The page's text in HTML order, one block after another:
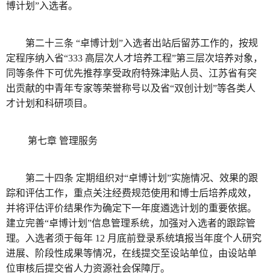
博计划”入选者。
第二十三条 “卓博计划”入选者出站后留苏工作的，按规
定程序纳入省“333 高层次人才培养工程”第三层次培养对象，
同等条件下可优先推荐享受政府特殊津贴人员、江苏省有突
出贡献的中青年专家等荣誉称号以及省“双创计划”等各类人
才计划和科研项目。
第七章 管理服务
第二十四条 定期组织对“卓博计划”实施情况、效果的跟
踪和评估工作，重点关注经费规范使用和博士后培养成效，
并将评估评价结果作为确定下一年度遴选计划的重要依据。
建立完善“卓博计划”信息管理系统，加强对入选者的跟踪管
理。入选者须于每年 12 月底前登录系统填报当年度个人研究
进展、阶段性成果等情况，在线提交至设站单位，由设站单
位审核后提交省人力资源社会保障厅。